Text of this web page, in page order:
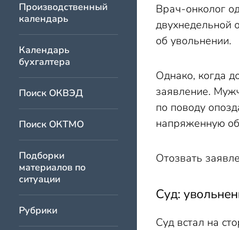
Производственный
календарь
Календарь
бухгалтера
Поиск ОКВЭД
Поиск ОКТМО
Подборки
материалов по
ситуации
Рубрики
Врач-онколог
двухнедельной
об увольнении.
Однако, когда
заявление.
по поводу
напряженную
Отозвать
Суд:
Суд встал на